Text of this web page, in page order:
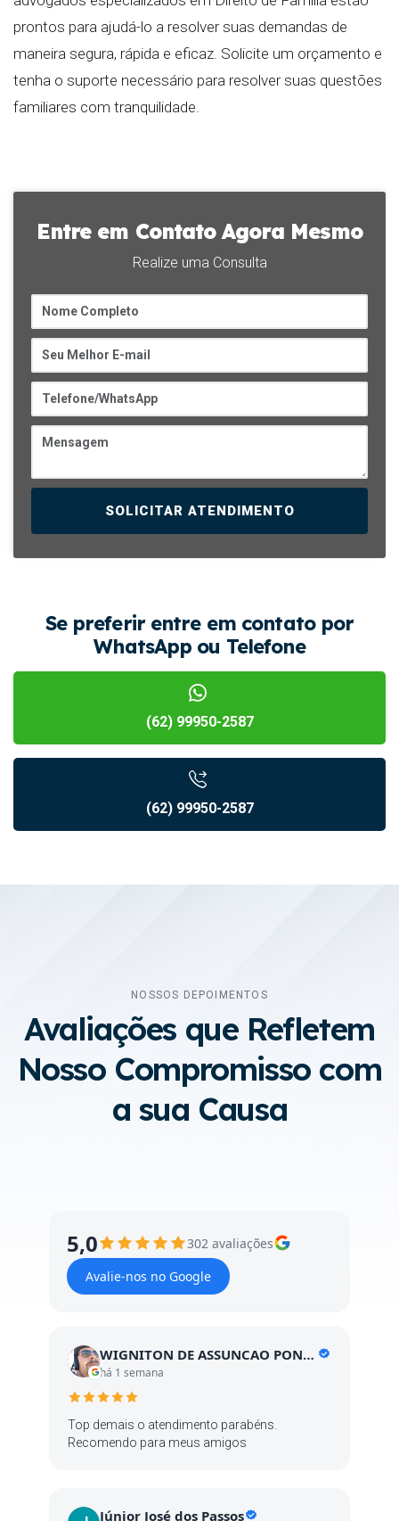
prontos para ajudá-lo a resolver suas demandas de
maneira segura, rápida e eficaz. Solicite um orçamento e
tenha o suporte necessário para resolver suas questões
familiares com tranquilidade.
Entre em Contato Agora Mesmo
Realize uma Consulta
SOLICITAR ATENDIMENTO
Se preferir entre em contato por
WhatsApp ou Telefone
(62) 99950-2587
(62) 99950-2587
NOSSOS DEPOIMENTOS
Avaliações que Refletem
Nosso Compromisso com
a sua Causa
5,0
302 avaliações
Avalie-nos no Google
WIGNITON DE ASSUNCAO PONTES
há 1 semana
Top demais o atendimento parabéns.
Recomendo para meus amigos
Júnior José dos Passos